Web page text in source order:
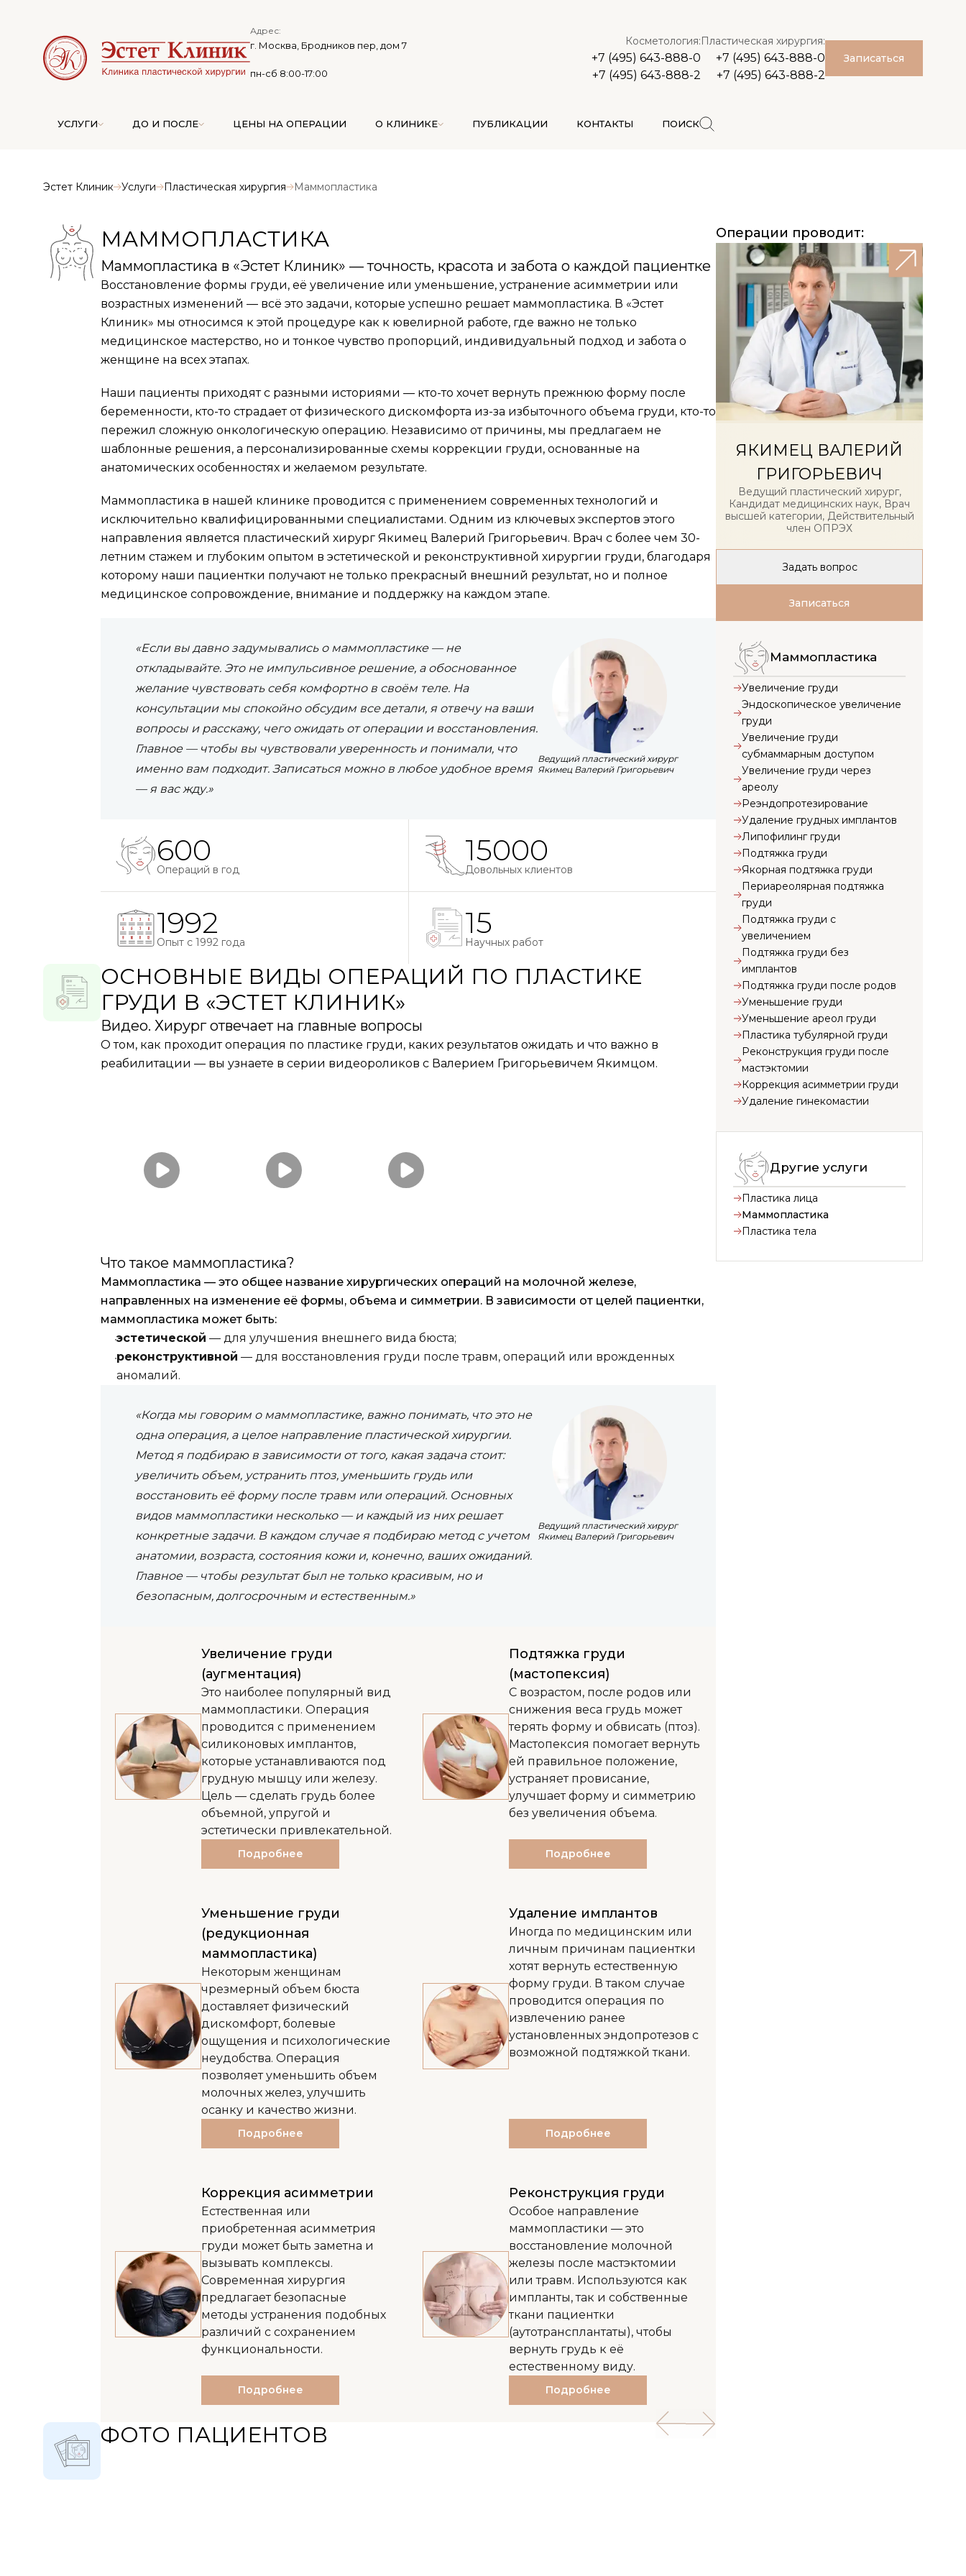
Адрес:
г. Москва, Бродников пер, дом 7
пн-сб 8:00-17:00
Косметология:
+7 (495) 643-888-0
+7 (495) 643-888-2
Пластическая хирургия:
+7 (495) 643-888-0
+7 (495) 643-888-2
Записаться
УСЛУГИ ДО И ПОСЛЕ ЦЕНЫ НА ОПЕРАЦИИ О КЛИНИКЕ ПУБЛИКАЦИИ КОНТАКТЫ ПОИСК
Эстет Клиник Услуги Пластическая хирургия Маммопластика
МАММОПЛАСТИКА
Маммопластика в «Эстет Клиник» — точность, красота и забота о каждой пациентке
Восстановление формы груди, её увеличение или уменьшение, устранение асимметрии или
возрастных изменений — всё это задачи, которые успешно решает маммопластика. В «Эстет
Клиник» мы относимся к этой процедуре как к ювелирной работе, где важно не только
медицинское мастерство, но и тонкое чувство пропорций, индивидуальный подход и забота о
женщине на всех этапах.
Наши пациенты приходят с разными историями — кто-то хочет вернуть прежнюю форму после
беременности, кто-то страдает от физического дискомфорта из-за избыточного объема груди, кто-то
пережил сложную онкологическую операцию. Независимо от причины, мы предлагаем не
шаблонные решения, а персонализированные схемы коррекции груди, основанные на
анатомических особенностях и желаемом результате.
Маммопластика в нашей клинике проводится с применением современных технологий и
исключительно квалифицированными специалистами. Одним из ключевых экспертов этого
направления является пластический хирург Якимец Валерий Григорьевич. Врач с более чем 30-
летним стажем и глубоким опытом в эстетической и реконструктивной хирургии груди, благодаря
которому наши пациентки получают не только прекрасный внешний результат, но и полное
медицинское сопровождение, внимание и поддержку на каждом этапе.
«Если вы давно задумывались о маммопластике — не
откладывайте. Это не импульсивное решение, а обоснованное
желание чувствовать себя комфортно в своём теле. На
консультации мы спокойно обсудим все детали, я отвечу на ваши
вопросы и расскажу, чего ожидать от операции и восстановления.
Главное — чтобы вы чувствовали уверенность и понимали, что
именно вам подходит. Записаться можно в любое удобное время
— я вас жду.»
Ведущий пластический хирург
Якимец Валерий Григорьевич
600
Операций в год
15000
Довольных клиентов
1992
Опыт с 1992 года
15
Научных работ
ОСНОВНЫЕ ВИДЫ ОПЕРАЦИЙ ПО ПЛАСТИКЕ
ГРУДИ В «ЭСТЕТ КЛИНИК»
Видео. Хирург отвечает на главные вопросы
О том, как проходит операция по пластике груди, каких результатов ожидать и что важно в
реабилитации — вы узнаете в серии видеороликов с Валерием Григорьевичем Якимцом.
Что такое маммопластика?
Маммопластика — это общее название хирургических операций на молочной железе,
направленных на изменение её формы, объема и симметрии. В зависимости от целей пациентки,
маммопластика может быть:
эстетической — для улучшения внешнего вида бюста;
реконструктивной — для восстановления груди после травм, операций или врожденных
аномалий.
«Когда мы говорим о маммопластике, важно понимать, что это не
одна операция, а целое направление пластической хирургии.
Метод я подбираю в зависимости от того, какая задача стоит:
увеличить объем, устранить птоз, уменьшить грудь или
восстановить её форму после травм или операций. Основных
видов маммопластики несколько — и каждый из них решает
конкретные задачи. В каждом случае я подбираю метод с учетом
анатомии, возраста, состояния кожи и, конечно, ваших ожиданий.
Главное — чтобы результат был не только красивым, но и
безопасным, долгосрочным и естественным.»
Ведущий пластический хирург
Якимец Валерий Григорьевич
Увеличение груди
(аугментация)
Это наиболее популярный вид
маммопластики. Операция
проводится с применением
силиконовых имплантов,
которые устанавливаются под
грудную мышцу или железу.
Цель — сделать грудь более
объемной, упругой и
эстетически привлекательной.
Подробнее
Подтяжка груди
(мастопексия)
С возрастом, после родов или
снижения веса грудь может
терять форму и обвисать (птоз).
Мастопексия помогает вернуть
ей правильное положение,
устраняет провисание,
улучшает форму и симметрию
без увеличения объема.
Подробнее
Уменьшение груди
(редукционная
маммопластика)
Некоторым женщинам
чрезмерный объем бюста
доставляет физический
дискомфорт, болевые
ощущения и психологические
неудобства. Операция
позволяет уменьшить объем
молочных желез, улучшить
осанку и качество жизни.
Подробнее
Удаление имплантов
Иногда по медицинским или
личным причинам пациентки
хотят вернуть естественную
форму груди. В таком случае
проводится операция по
извлечению ранее
установленных эндопротезов с
возможной подтяжкой ткани.
Подробнее
Коррекция асимметрии
Естественная или
приобретенная асимметрия
груди может быть заметна и
вызывать комплексы.
Современная хирургия
предлагает безопасные
методы устранения подобных
различий с сохранением
функциональности.
Подробнее
Реконструкция груди
Особое направление
маммопластики — это
восстановление молочной
железы после мастэктомии
или травм. Используются как
импланты, так и собственные
ткани пациентки
(аутотрансплантаты), чтобы
вернуть грудь к её
естественному виду.
Подробнее
ФОТО ПАЦИЕНТОВ
Операции проводит:
ЯКИМЕЦ ВАЛЕРИЙ
ГРИГОРЬЕВИЧ
Ведущий пластический хирург,
Кандидат медицинских наук, Врач
высшей категории, Действительный
член ОПРЭХ
Задать вопрос
Записаться
Маммопластика
Увеличение груди
Эндоскопическое увеличение
груди
Увеличение груди
субмаммарным доступом
Увеличение груди через
ареолу
Реэндопротезирование
Удаление грудных имплантов
Липофилинг груди
Подтяжка груди
Якорная подтяжка груди
Периареолярная подтяжка
груди
Подтяжка груди с
увеличением
Подтяжка груди без
имплантов
Подтяжка груди после родов
Уменьшение груди
Уменьшение ареол груди
Пластика тубулярной груди
Реконструкция груди после
мастэктомии
Коррекция асимметрии груди
Удаление гинекомастии
Другие услуги
Пластика лица
Маммопластика
Пластика тела